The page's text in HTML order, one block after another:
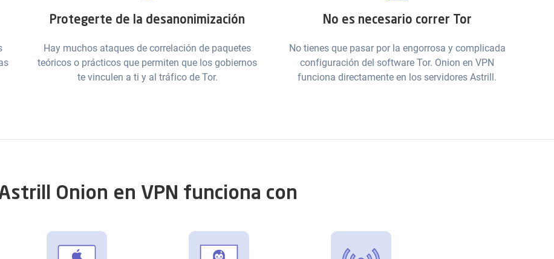
Protegerte de la desanonimización
Hay muchos ataques de correlación de paquetes
teóricos o prácticos que permiten que los gobiernos
te vinculen a ti y al tráfico de Tor.
No es necesario correr Tor
No tienes que pasar por la engorrosa y complicada
configuración del software Tor. Onion en VPN
funciona directamente en los servidores Astrill.
Onion en VPN funciona con